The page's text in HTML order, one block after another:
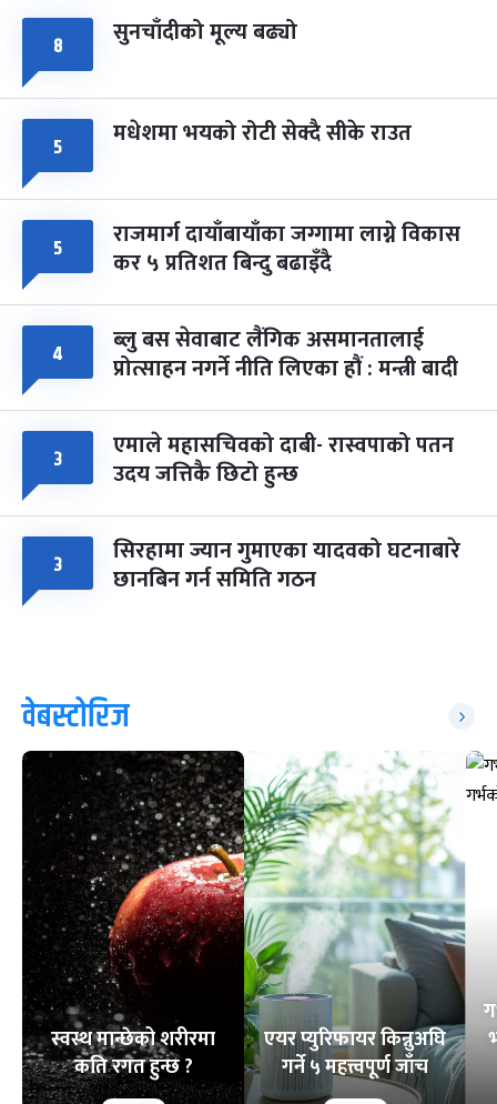
८ सुनचाँदीको मूल्य बढ्यो
५ मधेशमा भयको रोटी सेक्दै सीके राउत
५ राजमार्ग दायाँबायाँका जग्गामा लाग्ने विकास
कर ५ प्रतिशत बिन्दु बढाइँदै
४ ब्लु बस सेवाबाट लैंगिक असमानतालाई
प्रोत्साहन नगर्ने नीति लिएका हौं : मन्त्री बादी
३ एमाले महासचिवको दाबी- रास्वपाको पतन
उदय जत्तिकै छिटो हुन्छ
३ सिरहामा ज्यान गुमाएका यादवको घटनाबारे
छानबिन गर्न समिति गठन
वेबस्टोरिज
स्वस्थ मान्छेको शरीरमा
कति रगत हुन्छ ?
एयर प्युरिफायर किन्नुअघि
गर्ने ५ महत्त्वपूर्ण जाँच